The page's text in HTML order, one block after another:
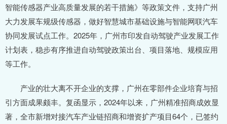
智能传感器产业高质量发展的若干措施》等政策文件，支持广州
大力发展车规级传感器，做好智慧城市基础设施与智能网联汽车
协同发展试点工作。2025年，广州市印发自动驾驶产业发展工作
计划表，稳步有序推进自动驾驶政策出台、项目落地、规模应用
等工作。
产业的壮大离不开企业的支撑，广州在零部件企业培育与招
引方面成果颇丰。复函显示，2024年以来，广州精准招商成效显
著，全市新增对接汽车产业链招商和增资扩产项目64个，已签约